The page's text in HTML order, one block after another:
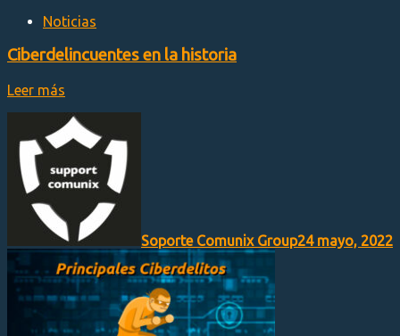
Noticias
Ciberdelincuentes en la historia
Leer más
Soporte Comunix Group24 mayo, 2022